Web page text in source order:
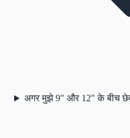
अगर मुझे 9" और 12" के बीच